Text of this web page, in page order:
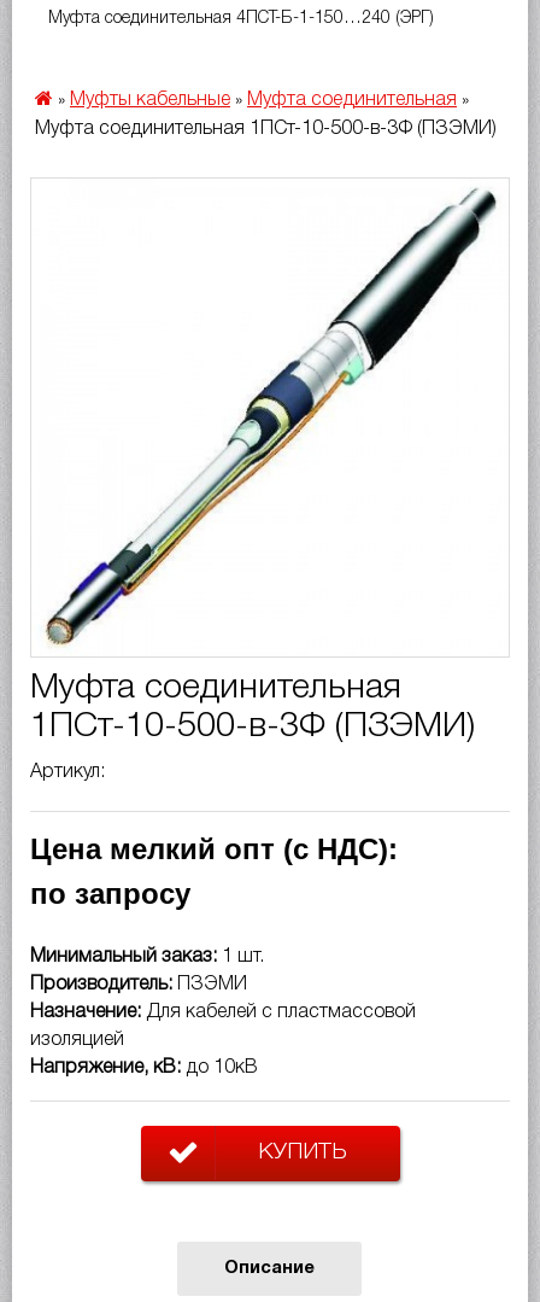
Муфта соединительная 4ПСТ-Б-1-150…240 (ЭРГ)
» Муфты кабельные » Муфта соединительная »
Муфта соединительная 1ПСт-10-500-в-3Ф (ПЗЭМИ)
Муфта соединительная
1ПСт-10-500-в-3Ф (ПЗЭМИ)
Артикул:
Цена мелкий опт (с НДС):
по запросу
Минимальный заказ:
1 шт.
Производитель:
ПЗЭМИ
Назначение: Для кабелей с пластмассовой
изоляцией
Напряжение, кВ: до 10кВ
КУПИТЬ
Описание